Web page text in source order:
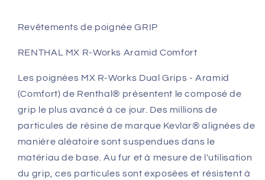
Revêtements de poignée GRIP
RENTHAL MX R-Works Aramid Comfort
Les poignées MX R-Works Dual Grips - Aramid
(Comfort) de Renthal® présentent le composé de
grip le plus avancé à ce jour. Des millions de
particules de résine de marque Kevlar® alignées de
manière aléatoire sont suspendues dans le
matériau de base. Au fur et à mesure de l'utilisation
du grip, ces particules sont exposées et résistent à